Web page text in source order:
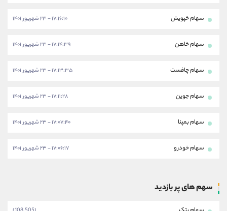
سهام خپویش ۱۷:۱۶:۱۰ - ۲۳ شهریور ۱۴۰۱
سهام خاهن ۱۷:۱۴:۳۹ - ۲۳ شهریور ۱۴۰۱
سهام چافست ۱۷:۱۳:۳۵ - ۲۳ شهریور ۱۴۰۱
سهام جوین ۱۷:۱۱:۲۸ - ۲۳ شهریور ۱۴۰۱
سهام بمپنا ۱۷:۰۷:۴۰ - ۲۳ شهریور ۱۴۰۱
سهام خودرو ۱۷:۰۶:۱۷ - ۲۳ شهریور ۱۴۰۱
سهم های پر بازدید